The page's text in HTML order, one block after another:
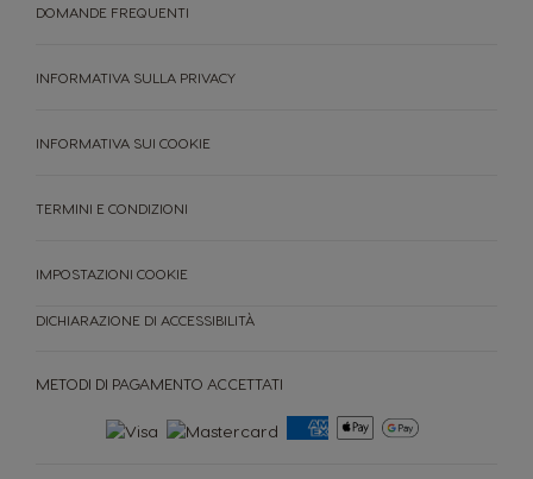
METODI DI PAGAMENTO ACCETTATI
DOMANDE FREQUENTI
INFORMATIVA SULLA PRIVACY
INFORMATIVA SUI COOKIE
TERMINI E CONDIZIONI
IMPOSTAZIONI COOKIE
DICHIARAZIONE DI ACCESSIBILITÀ